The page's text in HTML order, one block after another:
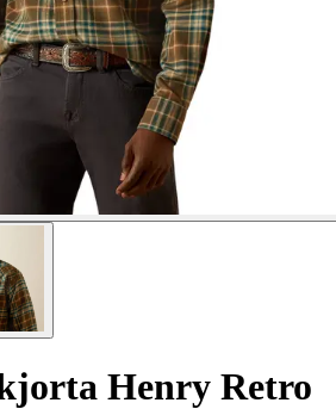
Henry Retro